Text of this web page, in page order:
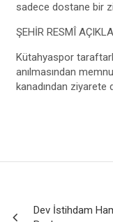
sadece dostane bir
ŞEHİR RESMÎ
Kütahyaspor
anılmasından
kanadından ziyarete
Dev İstihdam